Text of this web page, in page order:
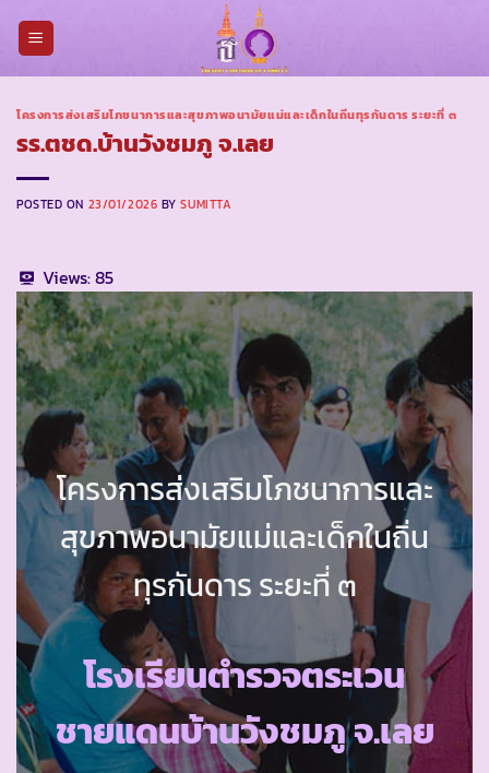
โครงการส่งเสริมโภชนาการและสุขภาพอนามัยแม่และเด็กในถิ่นทุรกันดาร ระยะที่ ๓
รร.ตชด.บ้านวังชมภู จ.เลย
POSTED ON 23/01/2026 BYSUMITTA
Views:85
โครงการส่งเสริมโภชนาการและ
สุขภาพอนามัยแม่และเด็กในถิ่น
ทุรกันดาร ระยะที่ ๓
โรงเรียนตำรวจตระเวน
ชายแดนบ้านวังชมภู จ.เลย